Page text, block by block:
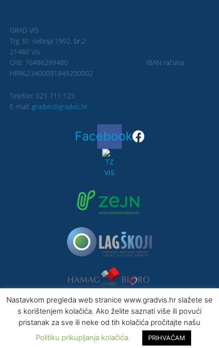
GRAD VIS
Trg 30. svibnja 1992. br.2
21480 Vis
OIB: 76486299480 IBAN računa:
HR9623400091849200002
Telefon: 021 711 125
E-mail: gradvis@gradvis.hr
Facebook
Copyright © 2019 Grad Vis, sva prava pridržana.
Izrada
by Klikeri
Nastavkom pregleda web stranice www.gradvis.hr slažete se
s korištenjem kolačića. Ako želite saznati više ili povući
pristanak za sve ili neke od tih kolačića pročitajte našu
Politiku prikupljanja kolačića.
PRIHVAĆAM